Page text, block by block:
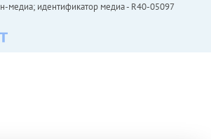
медиа; идентификатор медиа - R40-05097